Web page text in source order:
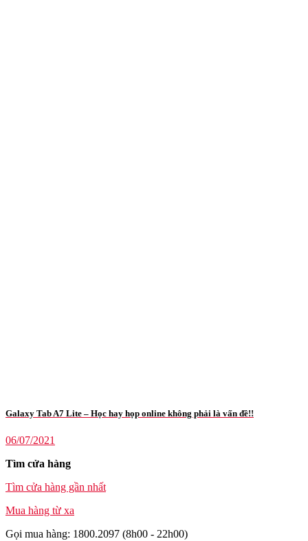
Galaxy Tab A7 Lite – Học hay họp online không phải là vấn đề!!
06/07/2021
Tìm cửa hàng
Tìm cửa hàng gần nhất
Mua hàng từ xa
Gọi mua hàng: 1800.2097 (8h00 - 22h00)